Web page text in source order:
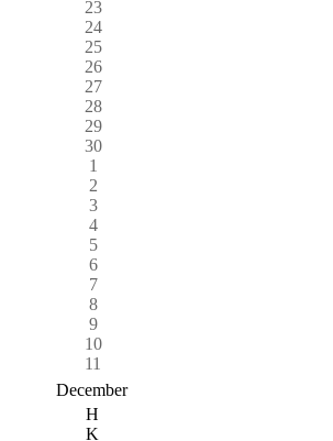
23
24
25
26
27
28
29
30
1
2
3
4
5
6
7
8
9
10
11
December
H
K